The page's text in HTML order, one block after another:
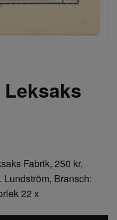
Fabrik, 250 kr,
Bransch:
22 x